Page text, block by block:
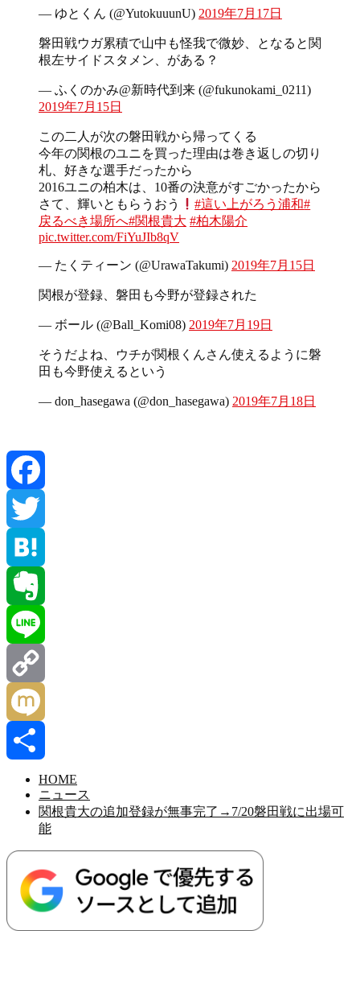
— ゆとくん (@YutokuuunU) 2019年7月17日
磐田戦ウガ累積で山中も怪我で微妙、となると関
根左サイドスタメン、がある？
— ふくのかみ@新時代到来 (@fukunokami_0211)
2019年7月15日
この二人が次の磐田戦から帰ってくる
今年の関根のユニを買った理由は巻き返しの切り
札、好きな選手だったから
2016ユニの柏木は、10番の決意がすごかったから
さて、輝いともらうおう
#這い上がろう浦和#
戻るべき場所へ#関根貴大 #柏木陽介
pic.twitter.com/FiYuJIb8qV
— たくティーン (@UrawaTakumi) 2019年7月15日
関根が登録、磐田も今野が登録された
— ボール (@Ball_Komi08) 2019年7月19日
そうだよね、ウチが関根くんさん使えるように磐
田も今野使えるという
— don_hasegawa (@don_hasegawa) 2019年7月18日
Facebook
Twitter
Hatena
Evernote
Line
Copy
Link
Mixi
HOME
ニュース
関根貴大の追加登録が無事完了→7/20磐田戦に出場可
能